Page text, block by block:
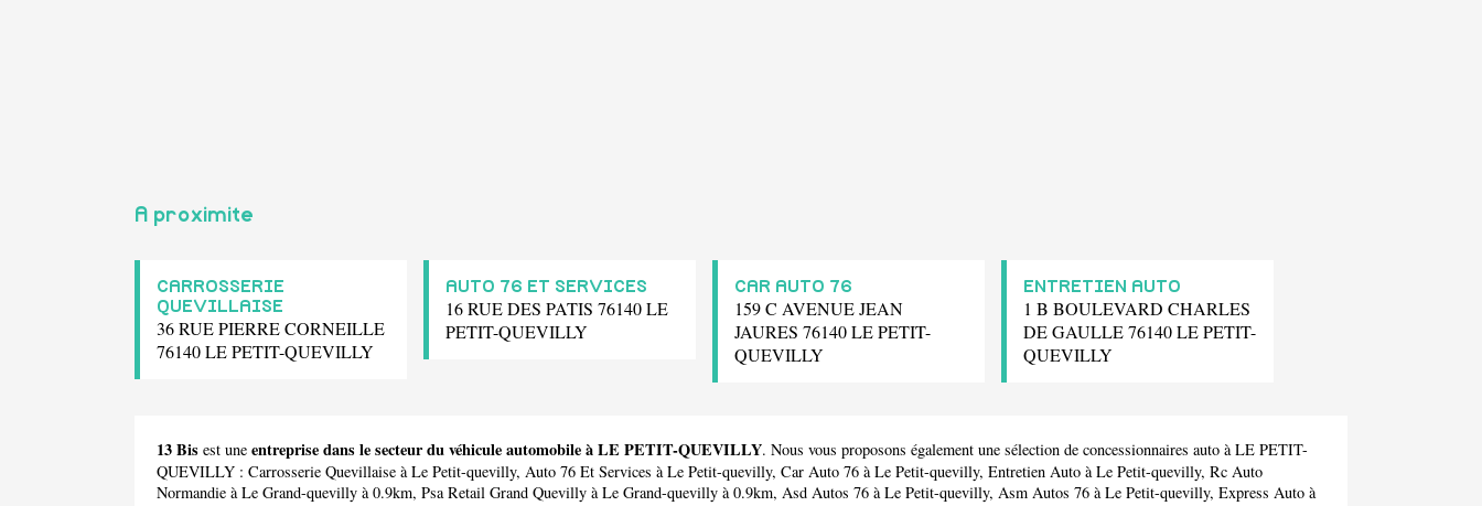
A proximite
CARROSSERIE
QUEVILLAISE
36 RUE PIERRE CORNEILLE
76140 LE PETIT-QUEVILLY
AUTO 76 ET SERVICES
16 RUE DES PATIS 76140 LE
PETIT-QUEVILLY
CAR AUTO 76
159 C AVENUE JEAN
JAURES 76140 LE PETIT-
QUEVILLY
ENTRETIEN AUTO
1 B BOULEVARD CHARLES
DE GAULLE 76140 LE PETIT-
QUEVILLY
13 Bis est une entreprise dans le secteur du véhicule automobile à LE PETIT-QUEVILLY. Nous vous proposons également une sélection de concessionnaires auto à LE PETIT-
QUEVILLY : Carrosserie Quevillaise à Le Petit-quevilly, Auto 76 Et Services à Le Petit-quevilly, Car Auto 76 à Le Petit-quevilly, Entretien Auto à Le Petit-quevilly, Rc Auto
Normandie à Le Grand-quevilly à 0.9km, Psa Retail Grand Quevilly à Le Grand-quevilly à 0.9km, Asd Autos 76 à Le Petit-quevilly, Asm Autos 76 à Le Petit-quevilly, Express Auto à